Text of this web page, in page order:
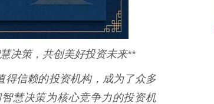
决策，共创美好投资未来**
得信赖的投资机构，成为了众多
慧决策为核心竞争力的投资机